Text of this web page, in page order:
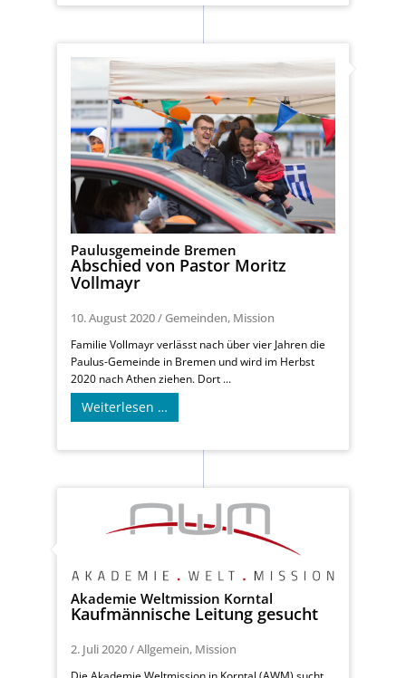
Paulusgemeinde Bremen
Abschied von Pastor Moritz
Vollmayr
10. August 2020/ Gemeinden, Mission
Familie Vollmayr verlässt nach über vier Jahren die
Paulus-Gemeinde in Bremen und wird im Herbst
2020 nach Athen ziehen. Dort ...
Weiterlesen …
Akademie Weltmission Korntal
Kaufmännische Leitung gesucht
2. Juli 2020/Allgemein, Mission